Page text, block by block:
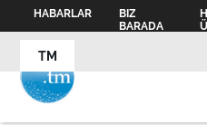
HABARLAR
BIZ
BARADA
TM